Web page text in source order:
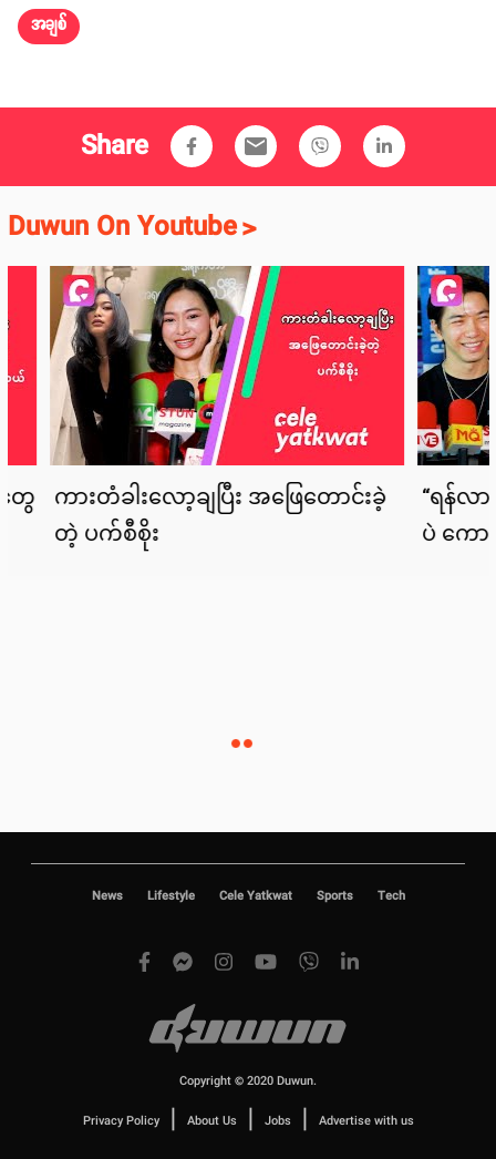
အချစ်
Share email
Duwun On Youtube>
News Lifestyle Cele Yatkwat Sports Tech
Copyright © 2020 Duwun.
Privacy Policy | About Us | Jobs | Advertise with us